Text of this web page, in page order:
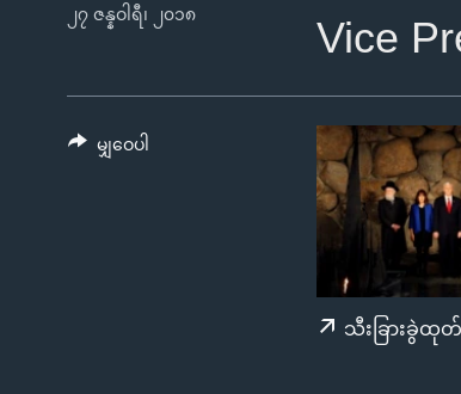
နိုင်ငံတကာ
တရုတ်
အစ္စရေး-ပါလက်စတိုင်း
ရပ်ဝန်းတခု လမ်းတခု အလွန်
အင်္ဂလိပ်စာလေ့လာမယ်
Vice
၂၇ ဇန္နဝါရီ၊ ၂၀၁၈
သီးခြားခွဲထု
မျှဝေပါ